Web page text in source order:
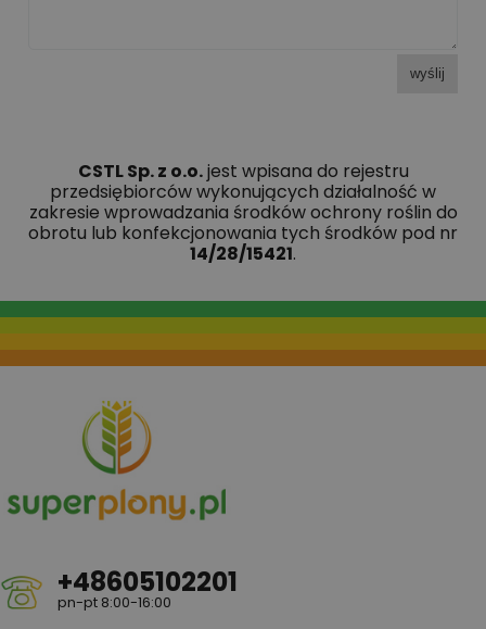
wyślij
CSTL Sp. z o.o.jest wpisana do rejestru
przedsiębiorców wykonujących działalność w
zakresie wprowadzania środków ochrony roślin do
obrotu lub konfekcjonowania tych środków pod nr
14/28/15421.
+48605102201
pn-pt 8:00-16:00